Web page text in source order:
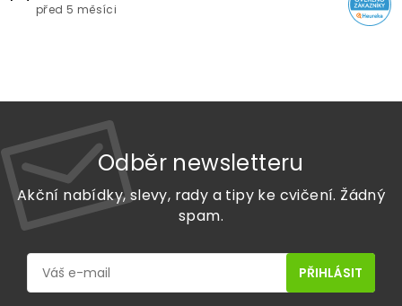
před 5 měsíci
Odběr newsletteru
Akční nabídky, slevy, rady a tipy ke cvičení. Žádný
spam.